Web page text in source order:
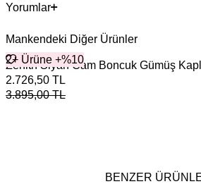
Yorumlar
Mankendeki Diğer Ürünler
2+ Ürüne +%10
Zenith Siyah Cam Boncuk Gümüş
2.726,50 TL
3.895,00TL
BENZER